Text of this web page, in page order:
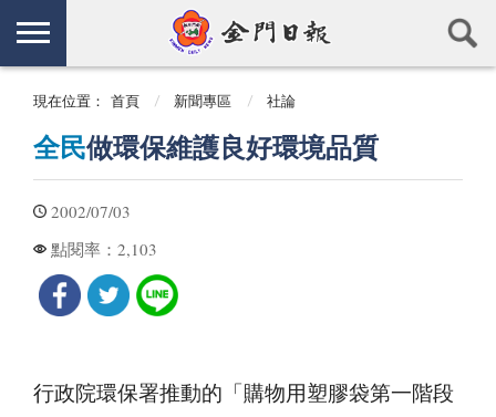
現在位置： 首頁 新聞專區 社論
全民做環保維護良好環境品質
2002/07/03
點閱率： 2,103
行政院環保署推動的「購物用塑膠袋第一階段